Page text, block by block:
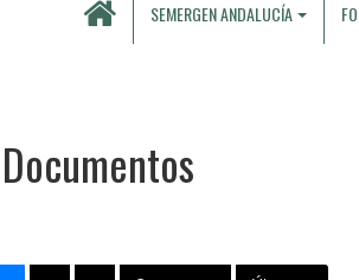
SEMERGEN ANDALUCÍA
Documentos